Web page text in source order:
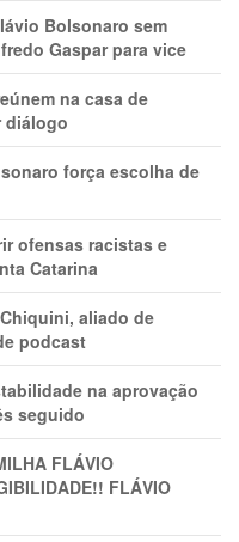
Bolsonaro sem
Gaspar para vice
na casa de
diálogo
força escolha de
ofensas racistas e
Catarina
Chiquini, aliado de
podcast
na aprovação
seguido
FLÁVIO
FLÁVIO